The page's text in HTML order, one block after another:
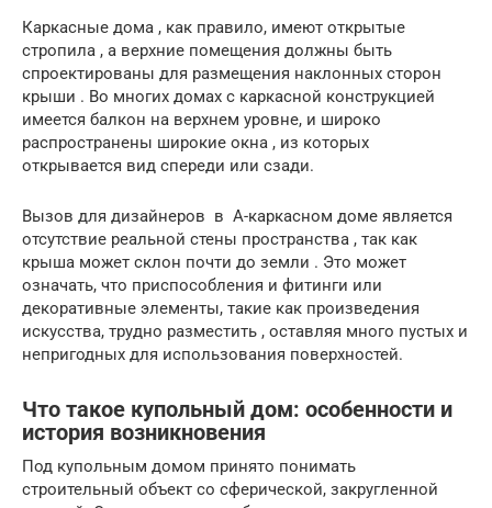
Каркасные дома , как правило, имеют открытые
стропила , а верхние помещения должны быть
спроектированы для размещения наклонных сторон
крыши . Во многих домах с каркасной конструкцией
имеется балкон на верхнем уровне, и широко
распространены широкие окна , из которых
открывается вид спереди или сзади.
Вызов для дизайнеров в A-каркасном доме является
отсутствие реальной стены пространства , так как
крыша может склон почти до земли . Это может
означать, что приспособления и фитинги или
декоративные элементы, такие как произведения
искусства, трудно разместить , оставляя много пустых и
непригодных для использования поверхностей.
Что такое купольный дом: особенности и
история возникновения
Под купольным домом принято понимать
строительный объект со сферической, закругленной